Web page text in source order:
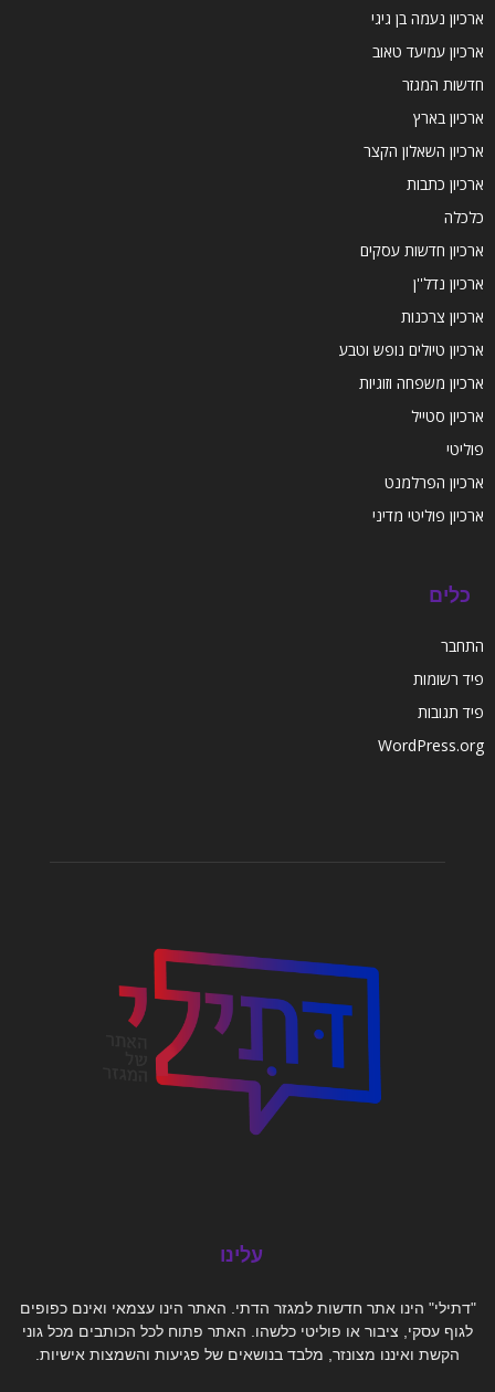
ארכיון נעמה בן גיגי
ארכיון עמיעד טאוב
חדשות המגזר
ארכיון בארץ
ארכיון השאלון הקצר
ארכיון כתבות
כלכלה
ארכיון חדשות עסקים
ארכיון נדל''ן
ארכיון צרכנות
ארכיון טיולים נופש וטבע
ארכיון משפחה וזוגיות
ארכיון סטייל
פוליטי
ארכיון הפרלמנט
ארכיון פוליטי מדיני
כלים
התחבר
פיד רשומות
פיד תגובות
WordPress.org
עלינו
"דתילי" הינו אתר חדשות למגזר הדתי. האתר הינו עצמאי ואינם כפופים
לגוף עסקי, ציבור או פוליטי כלשהו. האתר פתוח לכל הכותבים מכל גוני
הקשת ואיננו מצונזר, מלבד בנושאים של פגיעות והשמצות אישיות.